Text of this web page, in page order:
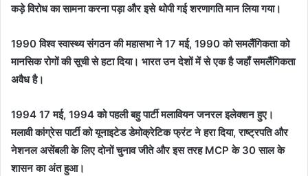
कड़े विरोध का सामना करना पड़ा और इसे थोपी गई शरणागति मान लिया गया।
1990 विश्व स्वास्थ्य संगठन की महासभा ने 17 मई, 1990 को समलैंगिकता को
मानसिक रोगों की सूची से हटा दिया। भारत उन देशों में से एक है जहाँ समलैंगिकता
अवैध है।
1994 17 मई, 1994 को पहली बहु पार्टी मलावियन जनरल इलेक्शन हुए।
मलावी कांग्रेस पार्टी को यूनाइटेड डेमोक्रेटिक फ्रंट ने हरा दिया, राष्ट्रपति और
नेशनल असेंबली के लिए दोनों चुनाव जीते और इस तरह MCP के 30 साल के
शासन का अंत हुआ।